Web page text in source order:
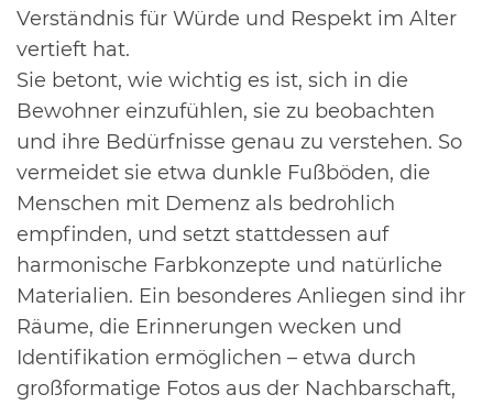
Verständnis für Würde und Respekt im Alter
vertieft hat.
Sie betont, wie wichtig es ist, sich in die
Bewohner einzufühlen, sie zu beobachten
und ihre Bedürfnisse genau zu verstehen. So
vermeidet sie etwa dunkle Fußböden, die
Menschen mit Demenz als bedrohlich
empfinden, und setzt stattdessen auf
harmonische Farbkonzepte und natürliche
Materialien. Ein besonderes Anliegen sind ihr
Räume, die Erinnerungen wecken und
Identifikation ermöglichen – etwa durch
großformatige Fotos aus der Nachbarschaft,